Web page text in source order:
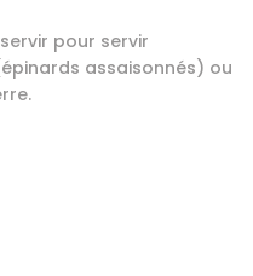
pour servir
assaisonnés) ou